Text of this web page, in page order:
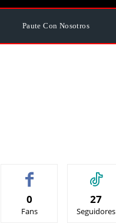
Paute Con Nosotros
0
Fans
27
Seguidores